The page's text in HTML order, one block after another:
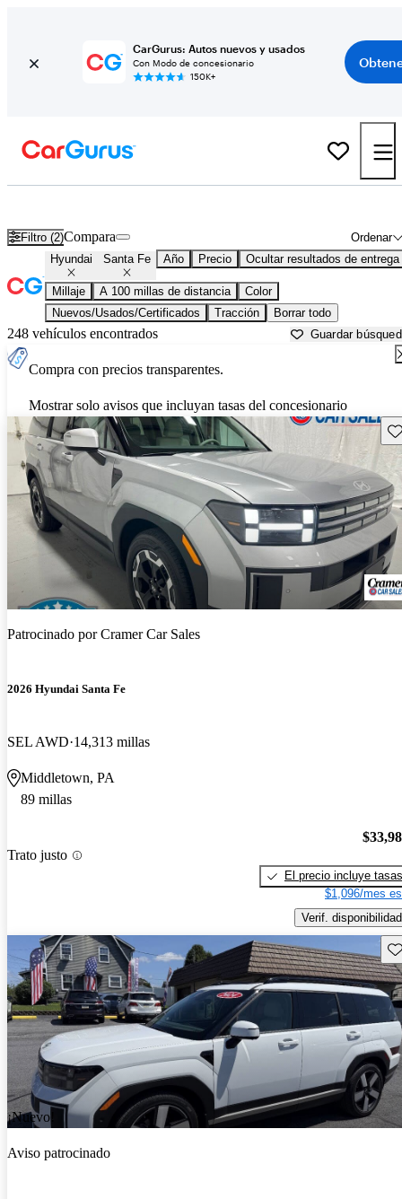
CarGurus: Autos nuevos y usados
Con Modo de concesionario
150K+
Filtro (2) Ordenar
Compara
Hyundai Santa Fe Año Precio Ocultar resultados de entrega
Millaje A 100 millas de distancia
Color
Nuevos/Usados/Certificados
Tracción Borrar todo
248 vehículos encontrados Guardar
Compra con precios transparentes.
Mostrar solo avisos que incluyan tasas del concesionario
Patrocinado porCramer Car Sales
2026 Hyundai Santa Fe
SEL AWD 14,313 millas
Middletown, PA
89 millas
Trato justo
El precio incluye tasas
$1,096/mes
Verif. disponibilidad
¡Nuevo!
Aviso patrocinado